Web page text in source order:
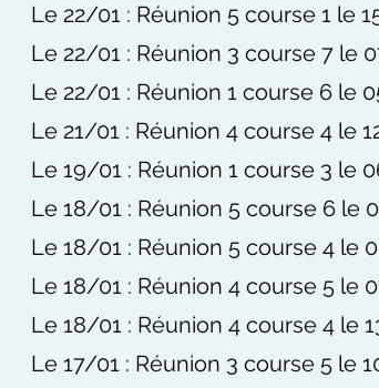
Le 22/01 : Réunion 5 course 1 le
Le 22/01 : Réunion 3 course 7 le
Le 22/01 : Réunion 1 course 6 le
Le 21/01 : Réunion 4 course 4 le
Le 19/01 : Réunion 1 course 3 le
Le 18/01 : Réunion 5 course 6 le
Le 18/01 : Réunion 5 course 4 le
Le 18/01 : Réunion 4 course 5 le
Le 18/01 : Réunion 4 course 4 le
Le 17/01 : Réunion 3 course 5 le